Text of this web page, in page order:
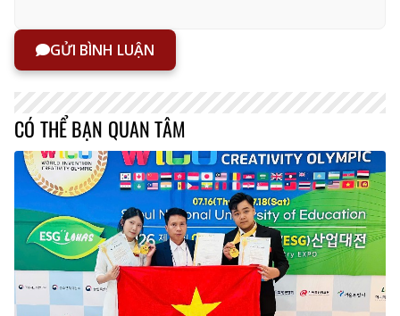
GỬI BÌNH LUẬN
CÓ THỂ BẠN QUAN TÂM